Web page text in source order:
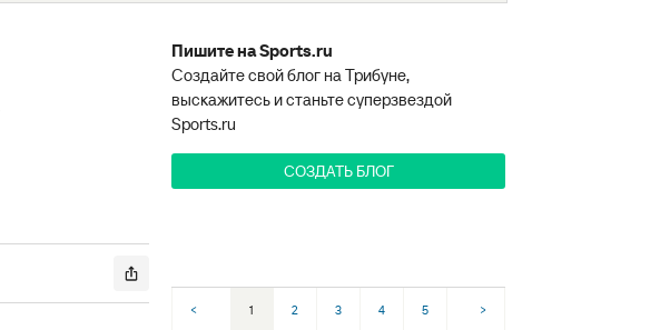
Пишите на Sports.ru
Создайте свой блог на Трибуне,
выскажитесь и станьте суперзвездой
Sports.ru
СОЗДАТЬ БЛОГ
< 1 2 3 4 5 >